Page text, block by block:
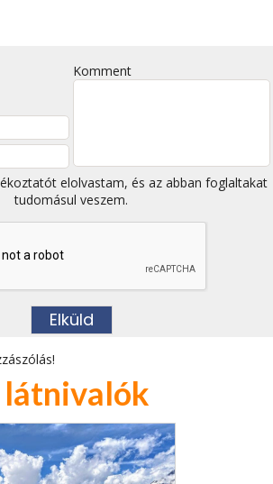
Komment
elolvastam, és az abban foglaltakat
tudomásul veszem.
látnivalók